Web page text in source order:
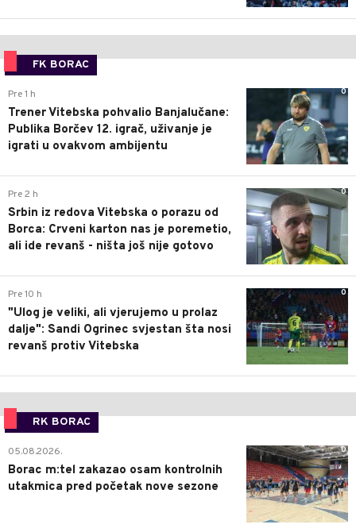
FK BORAC
0
Pre 1 h
Trener Vitebska pohvalio Banjalučane:
Publika Borčev 12. igrač, uživanje je
igrati u ovakvom ambijentu
0
Pre 2 h
Srbin iz redova Vitebska o porazu od
Borca: Crveni karton nas je poremetio,
ali ide revanš - ništa još nije gotovo
0
Pre 10 h
"Ulog je veliki, ali vjerujemo u prolaz
dalje": Sandi Ogrinec svjestan šta nosi
revanš protiv Vitebska
RK BORAC
0
05.08.2026.
Borac m:tel zakazao osam kontrolnih
utakmica pred početak nove sezone